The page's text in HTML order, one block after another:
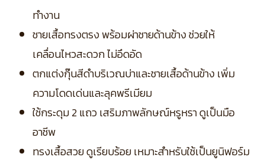
ทำงาน
ชายเสื้อทรงตรง พร้อมผ่าชายด้านข้าง ช่วยให้
เคลื่อนไหวสะดวก ไม่อึดอัด
ตกแต่งกุ๊นสีดำบริเวณบ่าและชายเสื้อด้านข้าง เพิ่ม
ความโดดเด่นและลุคพรีเมียม
ใช้กระดุม 2 แถว เสริมภาพลักษณ์หรูหรา ดูเป็นมือ
อาชีพ
ทรงเสื้อสวย ดูเรียบร้อย เหมาะสำหรับใช้เป็นยูนิฟอร์ม